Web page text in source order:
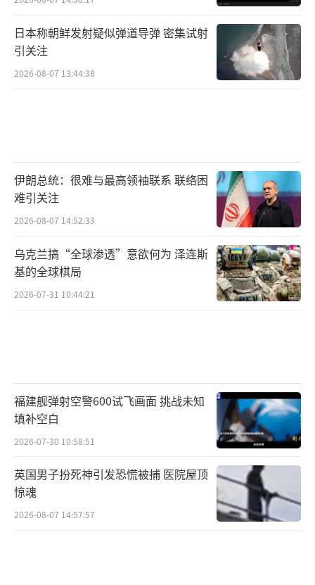
日本称朝鲜发射疑似弹道导弹 密集试射
引关注
2026-08-07 13:44:38
伊朗总统：很难与最高领袖联系 联络困
难引关注
2026-08-07 14:52:33
乌克兰搞“全球渗透”意欲何为 泽连斯
基的全球棋局
2026-07-31 10:44:21
福建舰弹射空警600试飞画面 挑战未知
填补空白
2026-07-30 10:58:51
英国男子扮死神引发恐慌被捕 医院屋顶
惊魂
2026-08-07 14:57:57